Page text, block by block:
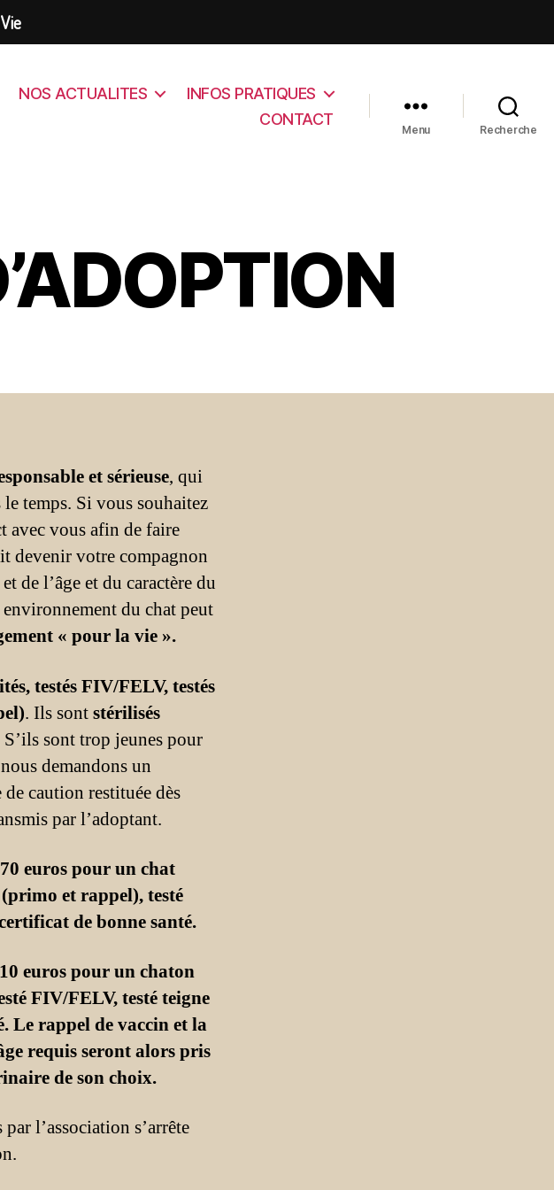
NOS ACTUALITES
INFOS PRATIQUES
CONTACT
Menu Recherche
et sérieuse, qui
temps. Si vous souhaitez
avec vous afin de faire
devenir votre compagnon
de l’âge et du caractère du
du chat peut
« pour la vie ».
testés FIV/FELV, testés
. Ils sontstérilisés
sont trop jeunes pour
demandons un
caution restituée dès
par l’adoptant.
euros pour un chat
et rappel), testé
de bonne santé.
euros pour un chaton
FIV/FELV, testé teigne
Le rappel de vaccin et la
requis seront alors pris
de son choix.
l’association s’arrête